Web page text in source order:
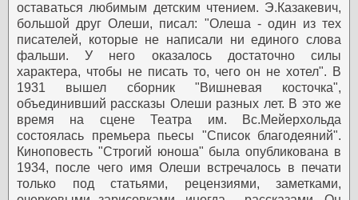
оставаться любимым детским чтением. Э.Казакевич,
большой друг Олеши, писал: "Олеша - один из тех
писателей, которые не написали ни единого слова
фальши. У него оказалось достаточно силы
характера, чтобы не писать то, чего он не хотел". В
1931 вышел сборник "Вишневая косточка",
объединивший рассказы Олеши разных лет. В это же
время на сцене Театра им. Вс.Мейерхольда
состоялась премьера пьесы "Список благодеяний".
Киноповесть "Строгий юноша" была опубликована в
1934, после чего имя Олеши встречалось в печати
только под статьями, рецензиями, заметками,